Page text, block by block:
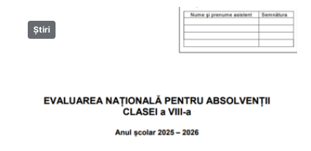
Știri